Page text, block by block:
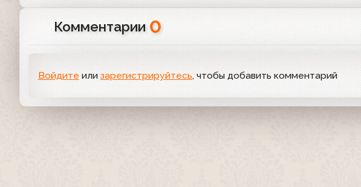
Комментарии 0
Войдите или зарегистрируйтесь, чтобы добавить комментарий